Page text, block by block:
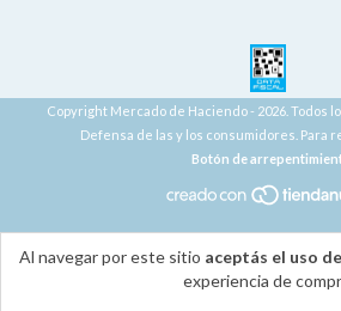
Al navegar por este sitio aceptás el uso
experiencia de
Copyright Mercado de Haciendo - 2026. Todos
Defensa de las y los consumidores. Para
Botón de